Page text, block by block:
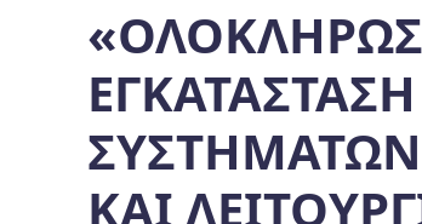
ΣΥΣΤΗΜΑΤΩΝ
ΚΑΙ